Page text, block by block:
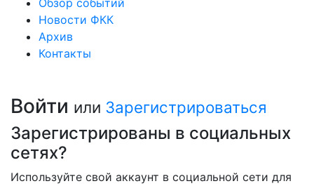
Обзор событий
Новости ФКК
Архив
Контакты
Войти или Зарегистрироваться
Зарегистрированы в социальных
сетях?
Используйте свой аккаунт в социальной сети для